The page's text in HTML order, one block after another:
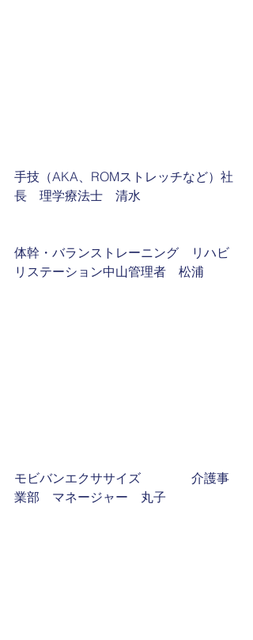
手技（AKA、ROMストレッチなど）社
長　理学療法士　清水
体幹・バランストレーニング　リハビ
リステーション中山管理者　松浦
モビバンエクササイズ　　　　介護事
業部　マネージャー　丸子